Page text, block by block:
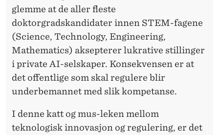
glemme at de aller fleste
doktorgradskandidater innen STEM-fagene
(Science, Technology, Engineering,
Mathematics) aksepterer lukrative stillinger
i private AI-selskaper. Konsekvensen er at
det offentlige som skal regulere blir
underbemannet med slik kompetanse.
I denne katt og mus-leken mellom
teknologisk innovasjon og regulering, er det